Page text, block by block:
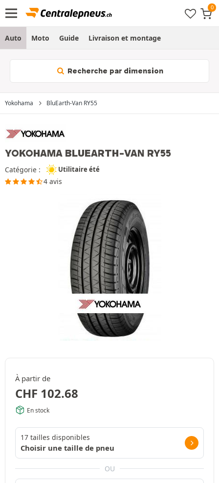
Auto Moto Guide Livraison et montage
Recherche par dimension
Yokohama BluEarth-Van RY55
YOKOHAMA BLUEARTH-VAN RY55
Catégorie : Utilitaire été
4 avis
À partir de
CHF 102.68
En stock
17 tailles disponibles
Choisir une taille de pneu
OU